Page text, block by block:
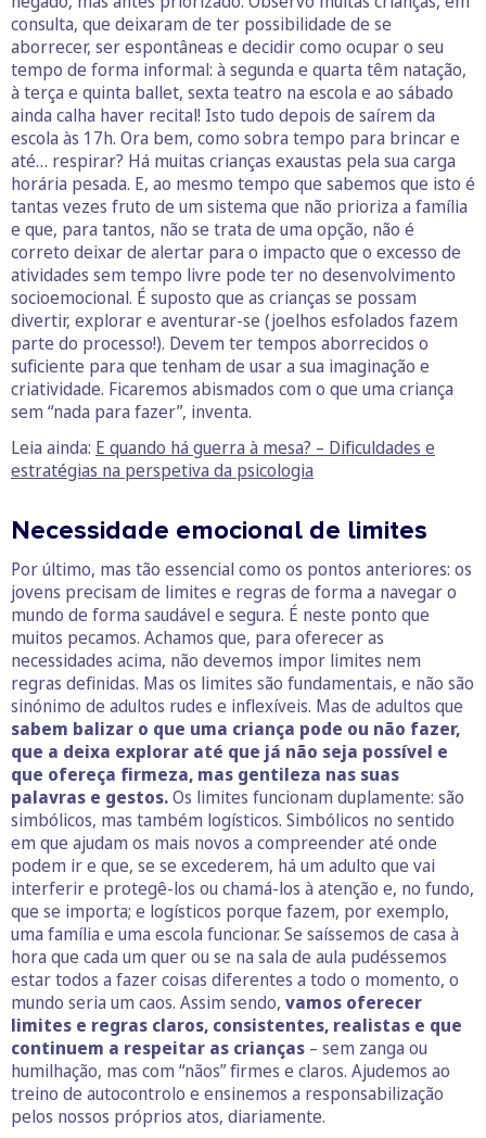
consulta, que deixaram de ter possibilidade de se
aborrecer, ser espontâneas e decidir como ocupar o seu
tempo de forma informal: à segunda e quarta têm natação,
à terça e quinta ballet, sexta teatro na escola e ao sábado
ainda calha haver recital! Isto tudo depois de saírem da
escola às 17h. Ora bem, como sobra tempo para brincar e
até… respirar? Há muitas crianças exaustas pela sua carga
horária pesada. E, ao mesmo tempo que sabemos que isto é
tantas vezes fruto de um sistema que não prioriza a família
e que, para tantos, não se trata de uma opção, não é
correto deixar de alertar para o impacto que o excesso de
atividades sem tempo livre pode ter no desenvolvimento
socioemocional. É suposto que as crianças se possam
divertir, explorar e aventurar-se (joelhos esfolados fazem
parte do processo!). Devem ter tempos aborrecidos o
suficiente para que tenham de usar a sua imaginação e
criatividade. Ficaremos abismados com o que uma criança
sem “nada para fazer”, inventa.
Leia ainda: E quando há guerra à mesa? – Dificuldades e
estratégias na perspetiva da psicologia
Necessidade emocional de limites
Por último, mas tão essencial como os pontos anteriores: os
jovens precisam de limites e regras de forma a navegar o
mundo de forma saudável e segura. É neste ponto que
muitos pecamos. Achamos que, para oferecer as
necessidades acima, não devemos impor limites nem
regras definidas. Mas os limites são fundamentais, e não são
sinónimo de adultos rudes e inflexíveis. Mas de adultos que
sabem balizar o que uma criança pode ou não fazer,
que a deixa explorar até que já não seja possível e
que ofereça firmeza, mas gentileza nas suas
palavras e gestos.Os limites funcionam duplamente: são
simbólicos, mas também logísticos. Simbólicos no sentido
em que ajudam os mais novos a compreender até onde
podem ir e que, se se excederem, há um adulto que vai
interferir e protegê-los ou chamá-los à atenção e, no fundo,
que se importa; e logísticos porque fazem, por exemplo,
uma família e uma escola funcionar. Se saíssemos de casa à
hora que cada um quer ou se na sala de aula pudéssemos
estar todos a fazer coisas diferentes a todo o momento, o
mundo seria um caos. Assim sendo, vamos oferecer
limites e regras claros, consistentes, realistas e que
continuem a respeitar as crianças – sem zanga ou
humilhação, mas com “nãos” firmes e claros. Ajudemos ao
treino de autocontrolo e ensinemos a responsabilização
pelos nossos próprios atos, diariamente.